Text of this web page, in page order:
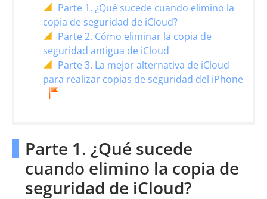
Parte 1. ¿Qué sucede cuando elimino la
copia de seguridad de iCloud?
Parte 2. Cómo eliminar la copia de
seguridad antigua de iCloud
Parte 3. La mejor alternativa de iCloud
para realizar copias de seguridad del iPhone
Parte 1. ¿Qué sucede
cuando elimino la copia de
seguridad de iCloud?